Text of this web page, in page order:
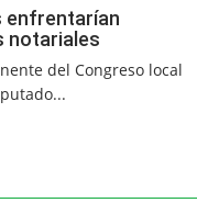
enfrentarían
notariales
del Congreso local